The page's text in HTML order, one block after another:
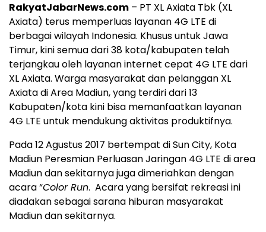
RakyatJabarNews.com – PT XL Axiata Tbk (XL
Axiata) terus memperluas layanan 4G LTE di
berbagai wilayah Indonesia. Khusus untuk Jawa
Timur, kini semua dari 38 kota/kabupaten telah
terjangkau oleh layanan internet cepat 4G LTE dari
XL Axiata. Warga masyarakat dan pelanggan XL
Axiata di Area Madiun, yang terdiri dari 13
Kabupaten/kota kini bisa memanfaatkan layanan
4G LTE untuk mendukung aktivitas produktifnya.
Pada 12 Agustus 2017 bertempat di Sun City, Kota
Madiun Peresmian Perluasan Jaringan 4G LTE di area
Madiun dan sekitarnya juga dimeriahkan dengan
acara “Color Run. Acara yang bersifat rekreasi ini
diadakan sebagai sarana hiburan masyarakat
Madiun dan sekitarnya.